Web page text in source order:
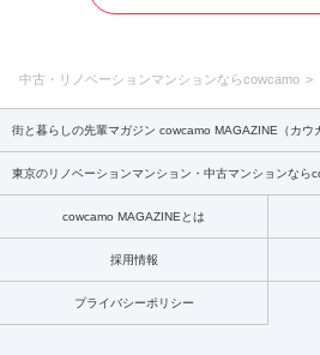
中古・リノベーションマンションならcowcamo
街と暮らしの先輩マガジン cowcamo MAGAZINE（カウ
東京のリノベーションマンション・中古マンションなら
cowcamo MAGAZINEとは
採用情報
プライバシーポリシー